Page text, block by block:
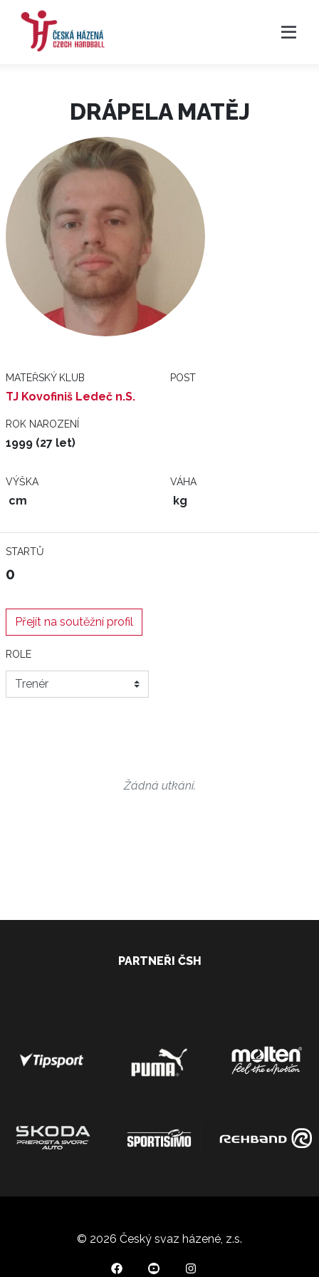
DRÁPELA MATĚJ
MATEŘSKÝ KLUB
TJ Kovofiniš Ledeč n.S.
POST
ROK NAROZENÍ
1999 (27 let)
VÝŠKA
cm
VÁHA
kg
STARTŮ
0
Přejít na soutěžní profil
ROLE
Žádná utkání.
PARTNEŘI ČSH
© 2026 Český svaz házené, z.s.